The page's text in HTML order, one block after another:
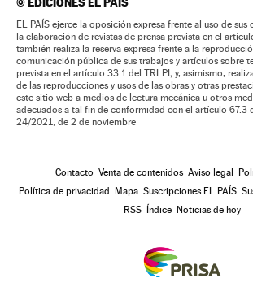
EL PAÍS ejerce la oposición expresa frente al uso de sus
la elaboración de revistas de prensa prevista en el
también realiza la reserva expresa frente a la
comunicación pública de sus trabajos y artículos sobre
prevista en el artículo 33.1 del TRLPI; y, asimismo,
de las reproducciones y usos de las obras y otras
este sitio web a medios de lectura mecánica u otros
adecuados a tal fin de conformidad con el artículo 67.3
24/2021, de 2 de noviembre
Contacto Venta de contenidos Aviso legal
Política de privacidad Mapa Suscripciones EL PAÍS
RSS Índice Noticias de hoy